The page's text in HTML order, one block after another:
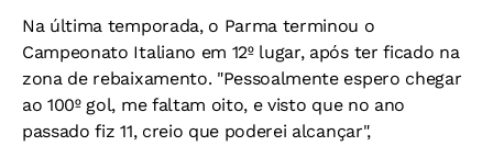
Na última temporada, o Parma terminou o
Campeonato Italiano em 12º lugar, após ter ficado na
zona de rebaixamento. "Pessoalmente espero chegar
ao 100º gol, me faltam oito, e visto que no ano
passado fiz 11, creio que poderei alcançar",